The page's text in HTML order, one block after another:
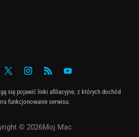
się pojawić linki afiliacyjne, z których dochód
funkcjonowanie serwisu.
© 2026Moj Mac